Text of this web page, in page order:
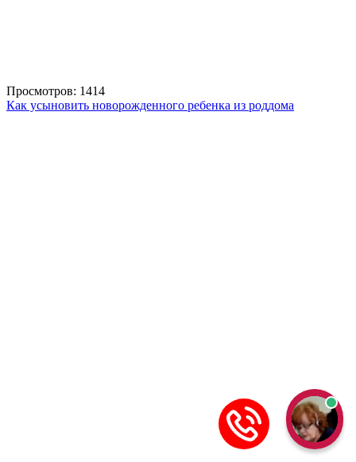
Просмотров: 1414
Как усыновить новорожденного ребенка из роддома